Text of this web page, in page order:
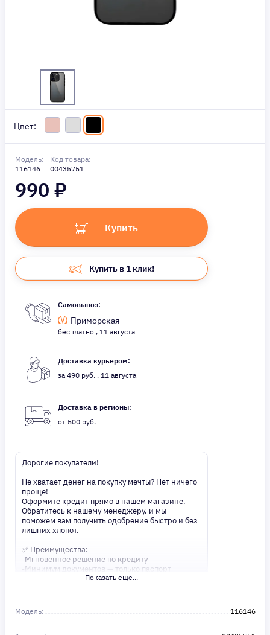
Цвет:
Модель:
116146
Код товара:
00435751
990 ₽
Купить
Купить в 1 клик!
Самовывоз:
Приморская
бесплатно , 11 августа
Доставка курьером:
за 490 руб. , 11 августа
Доставка в регионы:
от 500 руб.
Дорогие покупатели!
Не хватает денег на покупку мечты? Нет ничего
проще!
Оформите кредит прямо в нашем магазине.
Обратитесь к нашему менеджеру, и мы
поможем вам получить одобрение быстро и без
лишних хлопот.
✅ Преимущества:
-Мгновенное решение по кредиту
-Минимум документов — только паспорт
-Удобные сроки и низкие процентные ставки
Получите то, что нужно, прямо сейчас. Ваше
удобство — наш приоритет! ✨
Показать еще...
Модель: 116146